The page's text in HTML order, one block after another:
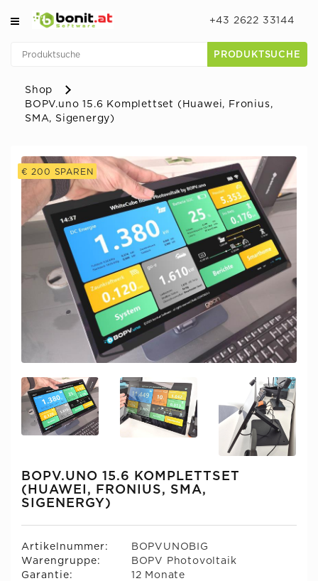
+43 2622 33144
PRODUKTSUCHE
Shop
BOPV.uno 15.6 Komplettset (Huawei, Fronius,
SMA, Sigenergy)
€ 200 SPAREN
BOPV.UNO 15.6 KOMPLETTSET
(HUAWEI, FRONIUS, SMA,
SIGENERGY)
Artikelnummer:
BOPVUNOBIG
Warengruppe:
BOPV Photovoltaik
Garantie:
12 Monate